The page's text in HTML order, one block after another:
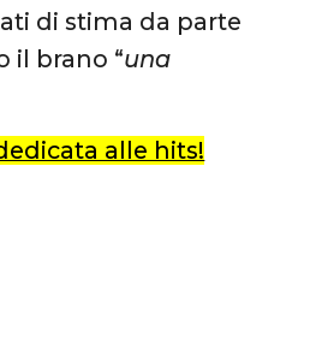
di stima da parte
il brano “una
alle hits!